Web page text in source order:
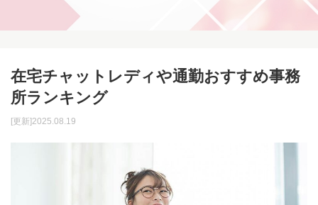
在宅チャットレディや通勤おすすめ事務
所ランキング
[更新]2025.08.19